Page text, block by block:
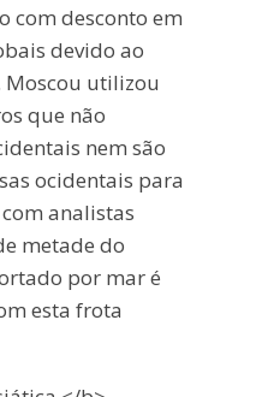
com desconto em
devido ao
Moscou utilizou
que não
nem são
ocidentais para
analistas
metade do
por mar é
esta frota